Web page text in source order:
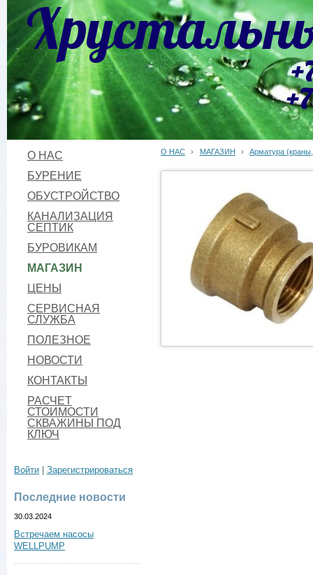
О НАС
БУРЕНИЕ
ОБУСТРОЙСТВО
КАНАЛИЗАЦИЯ
СЕПТИК
БУРОВИКАМ
МАГАЗИН
ЦЕНЫ
СЕРВИСНАЯ
СЛУЖБА
ПОЛЕЗНОЕ
НОВОСТИ
КОНТАКТЫ
РАСЧЕТ
СТОИМОСТИ
СКВАЖИНЫ ПОД
КЛЮЧ
Войти Зарегистрироваться
Последние новости
30.03.2024
Встречаем насосы
WELLPUMP
О НАС › МАГАЗИН › Арматура